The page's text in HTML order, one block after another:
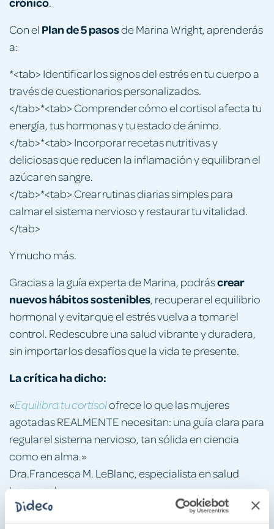
Con el Plan de 5 pasosde Marina Wright, aprenderás
a:
*<tab> Identificar los signos del estrés en tu cuerpo a
través de cuestionarios personalizados.
</tab>*<tab> Comprender cómo el cortisol afecta tu
energía, tus hormonas y tu estado de ánimo.
</tab>*<tab> Incorporar recetas nutritivas y
deliciosas que reducen la inflamación y equilibran el
azúcar en sangre.
</tab>*<tab> Crear rutinas diarias simples para
calmar el sistema nervioso y restaurar tu vitalidad.
</tab>
Y mucho más.
Gracias a la guía experta de Marina, podráscrear
nuevos hábitos sostenibles, recuperar el equilibrio
hormonal y evitar que el estrés vuelva a tomar el
control. Redescubre una salud vibrante y duradera,
sin importar los desafíos que la vida te presente.
La crítica ha dicho:
«Equilibra tu cortisolofrece lo que las mujeres
agotadas REALMENTE necesitan: una guía clara para
regular el sistema nervioso, tan sólida en ciencia
como en alma.»
Dra.Francesca M. LeBlanc, especialista en salud
hormonal
«Marina Wright nos guía con maestría hacia un